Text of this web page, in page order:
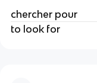
chercher pour
to look for